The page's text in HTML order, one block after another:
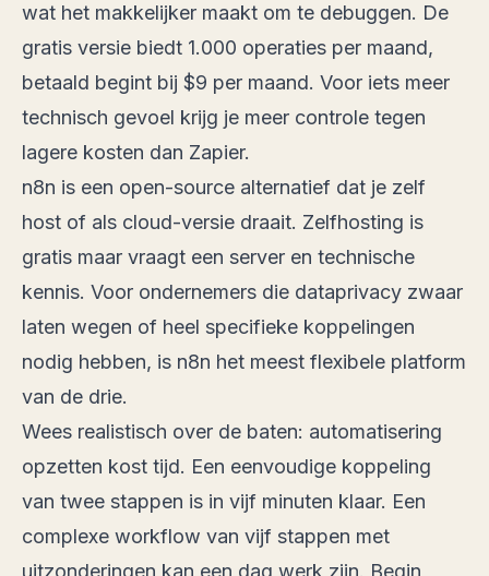
wat het makkelijker maakt om te debuggen. De
gratis versie biedt 1.000 operaties per maand,
betaald begint bij $9 per maand. Voor iets meer
technisch gevoel krijg je meer controle tegen
lagere kosten dan Zapier.
n8n is een open-source alternatief dat je zelf
host of als cloud-versie draait. Zelfhosting is
gratis maar vraagt een server en technische
kennis. Voor ondernemers die dataprivacy zwaar
laten wegen of heel specifieke koppelingen
nodig hebben, is n8n het meest flexibele platform
van de drie.
Wees realistisch over de baten: automatisering
opzetten kost tijd. Een eenvoudige koppeling
van twee stappen is in vijf minuten klaar. Een
complexe workflow van vijf stappen met
uitzonderingen kan een dag werk zijn. Begin